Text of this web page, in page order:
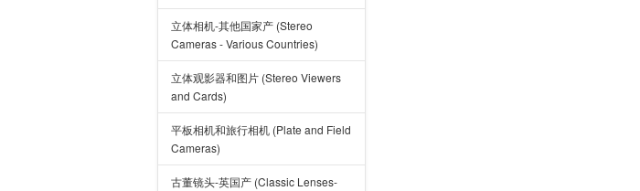
立体相机-其他国家产 (Stereo
Cameras - Various Countries)
立体观影器和图片 (Stereo Viewers
and Cards)
平板相机和旅行相机 (Plate and Field
Cameras)
古董镜头-英国产 (Classic Lenses-